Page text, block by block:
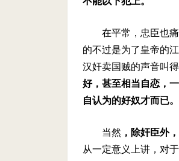
在平常，忠臣也
的不过是为了皇帝的
汉奸卖国贼的声音叫
好，甚至相当自恋，
自认为的好奴才而已。
当然 ，除奸臣外
从一定意义上讲，对